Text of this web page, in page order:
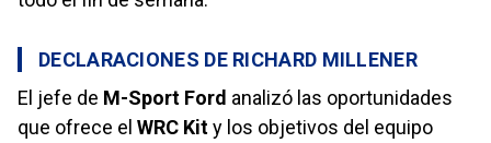
DECLARACIONES DE RICHARD MILLENER
El jefe de M-Sport Ford analizó las oportunidades
que ofrece el WRC Kity los objetivos del equipo